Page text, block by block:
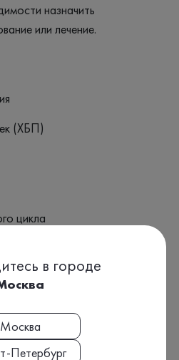
назначить
или лечение.
(ХБП)
цикла
в городе
Москва
Петербург